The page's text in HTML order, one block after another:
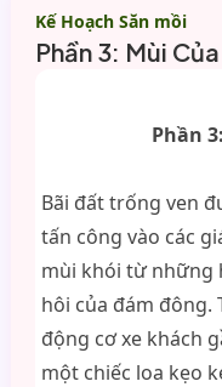
Kế Hoạch Săn mồi
Phần 3: Mùi
Phần
Bãi đất trống ven
tấn công vào các
mùi khói từ những
hôi của đám đông.
động cơ xe khách
một chiếc loa kẹo